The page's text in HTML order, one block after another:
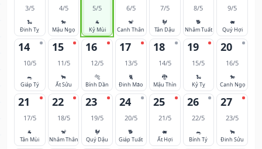
3/5
🐍
Đinh Tỵ
4/5
🐎
Mậu Ngọ
5/5
🐐
Kỷ Mùi
6/5
🐒
Canh Thân
7/5
🐓
Tân Dậu
8/5
🐕
Nhâm Tuất
9/5
🐖
Quý Hợi
14
10/5
🐀
Giáp Tý
15
11/5
🐂
Ất Sửu
16
12/5
🐅
Bính Dần
17
13/5
🐈
Đinh Mão
18
14/5
🐉
Mậu Thìn
19
15/5
🐍
Kỷ Tỵ
20
16/5
🐎
Canh Ngọ
21
17/5
🐐
Tân Mùi
22
18/5
🐒
Nhâm Thân
23
19/5
🐓
Quý Dậu
24
20/5
🐕
Giáp Tuất
25
21/5
🐖
Ất Hợi
26
22/5
🐀
Bính Tý
27
23/5
🐂
Đinh Sửu